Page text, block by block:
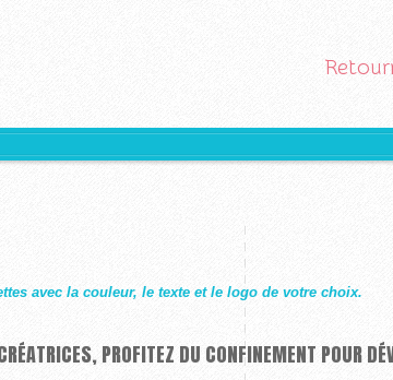
avec la couleur, le texte et le logo de votre choix.
PROFITEZ DU CONFINEMENT POUR